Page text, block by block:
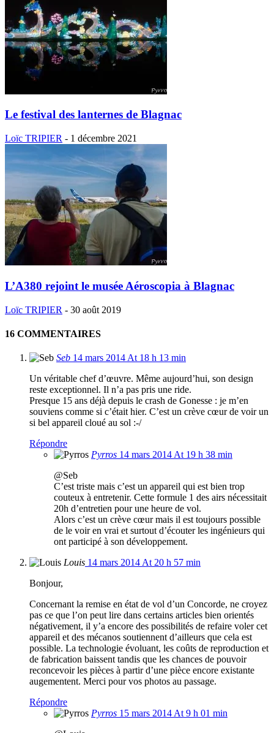
Le festival des lanternes de Blagnac
Loïc TRIPIER - 1 décembre 2021
L’A380 rejoint le musée Aéroscopia à Blagnac
Loïc TRIPIER - 30 août 2019
16 COMMENTAIRES
Seb 14 mars 2014 At 18 h 13 min
Un véritable chef d’œuvre. Même aujourd’hui, son design
reste exceptionnel. Il n’a pas pris une ride.
Presque 15 ans déjà depuis le crash de Gonesse : je m’en
souviens comme si c’était hier. C’est un crève cœur de voir un
si bel appareil cloué au sol :-/
Répondre
Pyrros 14 mars 2014 At 19 h 38 min
@Seb
C’est triste mais c’est un appareil qui est bien trop
couteux à entretenir. Cette formule 1 des airs nécessitait
20h d’entretien pour une heure de vol.
Alors c’est un crève cœur mais il est toujours possible
de le voir en vrai et surtout d’écouter les ingénieurs qui
ont participé à son développement.
Louis 14 mars 2014 At 20 h 57 min
Bonjour,
Concernant la remise en état de vol d’un Concorde, ne croyez
pas ce que l’on peut lire dans certains articles bien orientés
négativement, il y’a encore des possibilités de refaire voler cet
appareil et des mécanos soutiennent d’ailleurs que cela est
possible. La technologie évoluant, les coûts de reproduction et
de fabrication baissent tandis que les chances de pouvoir
reconcevoir les pièces à partir d’une pièce encore existante
augementent. Merci pour vos photos au passage.
Répondre
Pyrros 15 mars 2014 At 9 h 01 min